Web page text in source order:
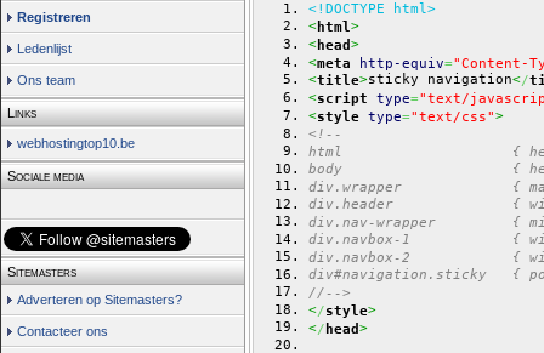
Registreren
Ledenlijst
Ons team
Links
webhostingtop10.be
Sociale media
Sitemasters
Adverteren op Sitemasters?
Contacteer ons
<!DOCTYPE html>
<html>
<head>
<meta http-equiv="Content-
<title>sticky navigation</
<script type="text/
<style type="text/css">
<!--
html                    {
body                    {
div.wrapper             {
div.header              {
div.nav-wrapper         {
div.navbox-1            {
div.navbox-2            {
div#navigation.sticky   {
//-->
</style>
</head>